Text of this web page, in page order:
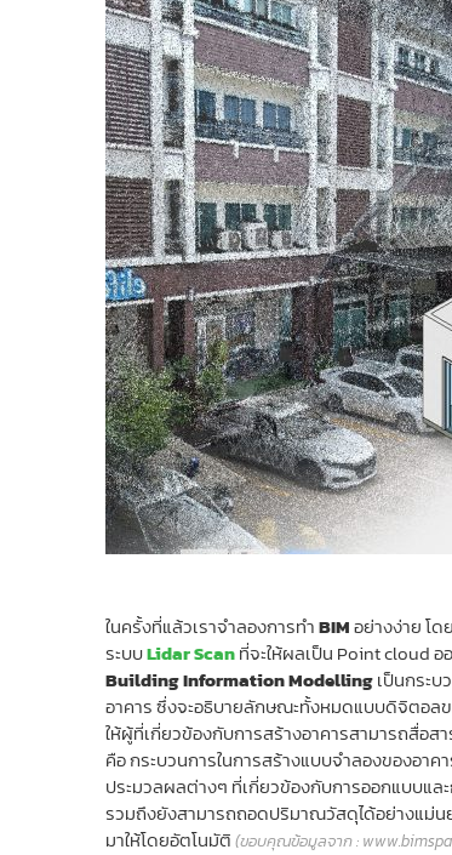
ในครั้งที่แล้วเราจำลองการทำBIMอย่างง่าย โ
ระบบLidar Scanที่จะให้ผลเป็น Point cloud
Building Information Modellingเป็นกระ
อาคาร ซึ่งจะอธิบายลักษณะทั้งหมดแบบดิจิตอล
ให้ผู้ที่เกี่ยวข้องกับการสร้างอาคารสามารถสื่อ
คือ กระบวนการในการสร้างแบบจำลองของอาค
ประมวลผลต่างๆ ที่เกี่ยวข้องกับการออกแบบแ
รวมถึงยังสามารถถอดปริมาณวัสดุได้อย่างแม่น
มาให้โดยอัตโนมัติ (ขอบคุณข้อมูลจาก :